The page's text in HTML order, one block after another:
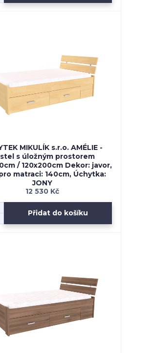
MIKULÍK s.r.o. AMÉLIE -
s úložným prostorem
/ 120x200cm Dekor: javor,
matraci: 140cm, Úchytka:
JONY
12 530 Kč
Přidat do košíku